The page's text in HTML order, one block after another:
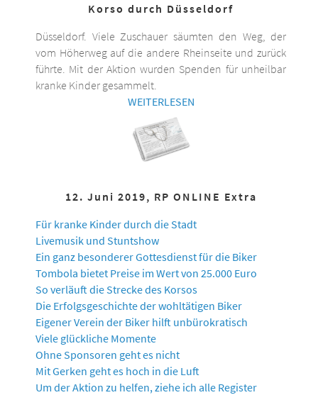
Korso durch Düsseldorf
Düsseldorf. Viele Zuschauer säumten den Weg, der
vom Höherweg auf die andere Rheinseite und zurück
führte. Mit der Aktion wurden Spenden für unheilbar
kranke Kinder gesammelt.
WEITERLESEN
12. Juni 2019, RP ONLINE Extra
Für kranke Kinder durch die Stadt
Livemusik und Stuntshow
Ein ganz besonderer Gottesdienst für die Biker
Tombola bietet Preise im Wert von 25.000 Euro
So verläuft die Strecke des Korsos
Die Erfolgsgeschichte der wohltätigen Biker
Eigener Verein der Biker hilft unbürokratisch
Viele glückliche Momente
Ohne Sponsoren geht es nicht
Mit Gerken geht es hoch in die Luft
Um der Aktion zu helfen, ziehe ich alle Register